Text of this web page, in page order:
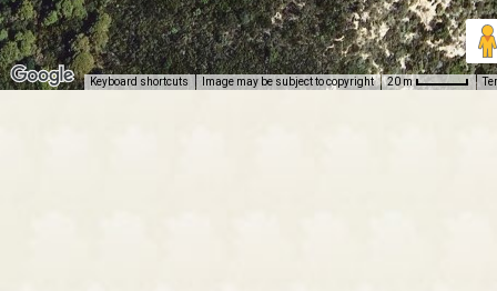
Keyboard shortcuts Image may be subject to copyright 20 m